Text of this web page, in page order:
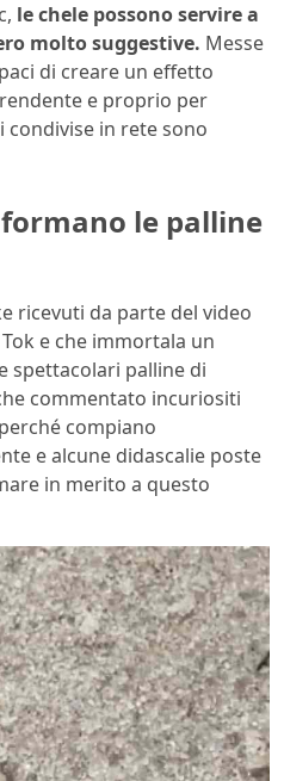
le chele possono servire a
molto suggestive. Messe
di creare un effetto
e proprio per
in rete sono
le palline
ricevuti da parte del video
e che immortala un
spettacolari palline di
commentato incuriositi
compiano
e alcune didascalie poste
in merito a questo